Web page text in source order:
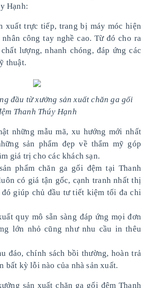
Hạnh:
xuất trực tiếp, trang bị máy móc hiện
công tay nghề cao. Từ đó cho ra
lượng, nhanh chóng, đáp ứng các
thuật.
đầu từ xưởng sản xuất chăn ga gối
Thanh Thúy Hạnh
những mẫu mã, xu hướng mới nhất
sản phẩm đẹp về thẩm mỹ góp
giá trị cho các khách sạn.
phẩm chăn ga gối đệm tại Thanh
có giá tận gốc, cạnh tranh nhất thị
giúp chủ đầu tư tiết kiệm tối đa chi
quy mô sẵn sàng đáp ứng mọi đơn
lớn nhỏ cũng như nhu cầu in thêu
đáo, chính sách bồi thường, hoàn trả
bất kỳ lỗi nào của nhà sản xuất.
sản xuất chăn ga gối đệm Thanh